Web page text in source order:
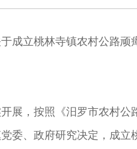
成立桃林寺镇农村公路顽
展，按照《汨罗市农村
委、政府研究决定，成